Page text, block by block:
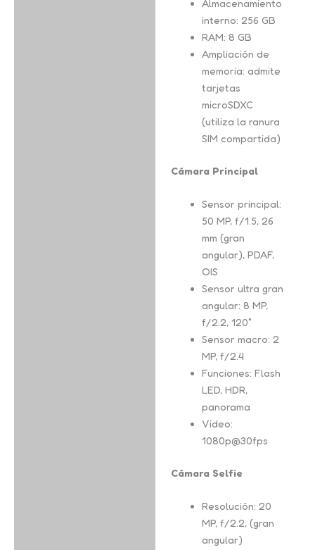
Almacenamiento
interno: 256 GB
RAM: 8 GB
Ampliación de
memoria: admite
tarjetas
microSDXC
(utiliza la ranura
SIM compartida)
Cámara Principal
Sensor principal:
50 MP, f/1.5, 26
mm (gran
angular), PDAF,
OIS
Sensor ultra gran
angular: 8 MP,
f/2.2, 120˚
Sensor macro: 2
MP, f/2.4
Funciones: Flash
LED, HDR,
panorama
Video:
1080p@30fps
Cámara Selfie
Resolución: 20
MP, f/2.2, (gran
angular)